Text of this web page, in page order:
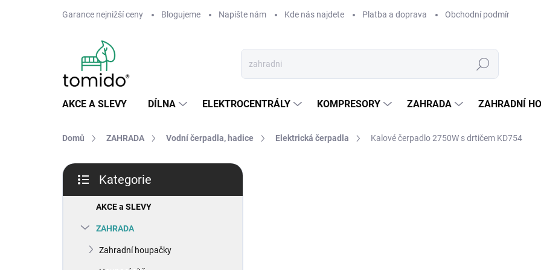
Garance nejnižší ceny Blogujeme Napište nám Kde nás najdete Platba a doprava Obchodní podmínky
Hledat
AKCE A SLEVY DÍLNA ELEKTROCENTRÁLY KOMPRESORY ZAHRADA ZAHRADNÍ
Domů ZAHRADA Vodní čerpadla, hadice Elektrická čerpadla Kalové čerpadlo 2750W s drtičem KD754
P
s
kategorie
Kategorie
AKCE a SLEVY
ZAHRADA
Zahradní houpačky